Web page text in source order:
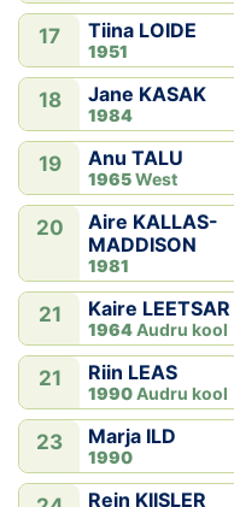
17 Tiina LOIDE
1951
18 Jane KASAK
1984
19 Anu TALU
1965West
20
Aire KALLAS-
MADDISON
1981
21 Kaire LEETSAR
1964Audru kool
21 Riin LEAS
1990Audru kool
23 Marja ILD
1990
Rein KIISLER